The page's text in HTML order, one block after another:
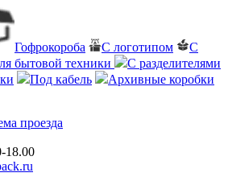
Гофрокороба С логотипом
С
бытовой техники
С разделителями
Под кабель
Архивные коробки
проезда
18.00